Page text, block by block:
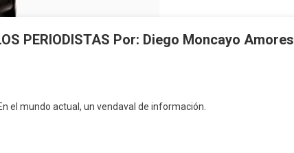
PERIODISTAS Por: Diego Moncayo Amores
el mundo actual, un vendaval de información.